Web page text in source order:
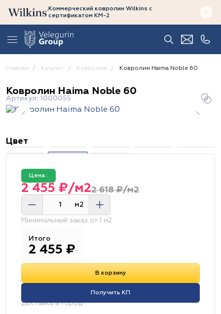
Коммерческий ковролин Wilkins с
сертификатом КМ-2
Главная Каталог Ковролин Ковролин Haima Noble 60
Ковролин Haima Noble 60
Артикул: 1000055
Цвет
Цена :
2 618 ₽/м2
2 455 ₽/м2
м2
Минимальный заказ от 1 м2
Итого
2 455 ₽
В корзину
Получить КП
Доставка в город: